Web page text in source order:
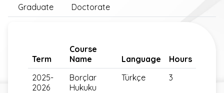
Graduate Doctorate
Term
Course
Name
Language
Hours
2025-
2026
Borçlar
Hukuku
Türkçe 3